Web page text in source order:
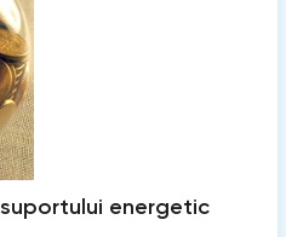
energetic